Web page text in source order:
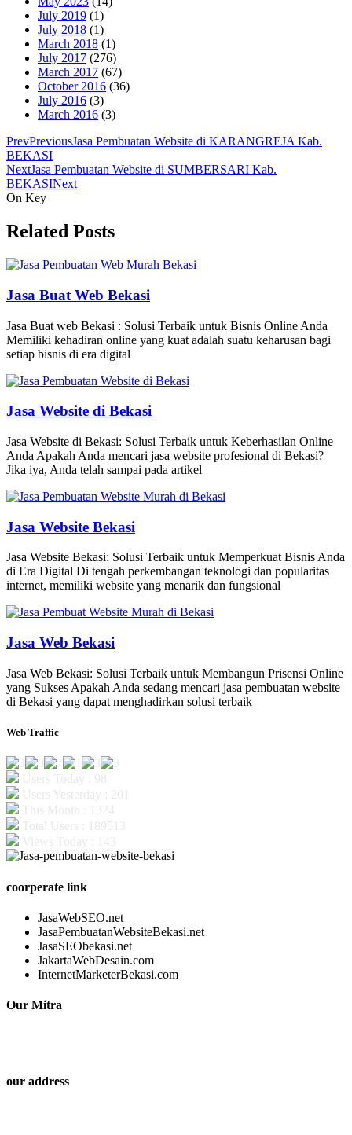
July 2019 (1)
July 2018 (1)
March 2018 (1)
July 2017 (276)
March 2017 (67)
October 2016 (36)
July 2016 (3)
March 2016 (3)
PrevPreviousJasa Pembuatan Website di KARANGREJA Kab.
BEKASI
NextJasa Pembuatan Website di SUMBERSARI Kab.
BEKASINext
On Key
Related Posts
Jasa Buat Web Bekasi
Jasa Buat web Bekasi : Solusi Terbaik untuk Bisnis Online Anda
Memiliki kehadiran online yang kuat adalah suatu keharusan bagi
setiap bisnis di era digital
Jasa Website di Bekasi
Jasa Website di Bekasi: Solusi Terbaik untuk Keberhasilan Online
Anda Apakah Anda mencari jasa website profesional di Bekasi?
Jika iya, Anda telah sampai pada artikel
Jasa Website Bekasi
Jasa Website Bekasi: Solusi Terbaik untuk Memperkuat Bisnis Anda
di Era Digital Di tengah perkembangan teknologi dan popularitas
internet, memiliki website yang menarik dan fungsional
Jasa Web Bekasi
Jasa Web Bekasi: Solusi Terbaik untuk Membangun Prisensi Online
yang Sukses Apakah Anda sedang mencari jasa pembuatan website
di Bekasi yang dapat menghadirkan solusi terbaik
Web Traffic
coorperate link
JasaWebSEO.net
JasaPembuatanWebsiteBekasi.net
JasaSEObekasi.net
JakartaWebDesain.com
InternetMarketerBekasi.com
Our Mitra
our address